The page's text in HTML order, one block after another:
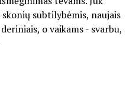
subtilybėmis, naujais
o vaikams - svarbu,